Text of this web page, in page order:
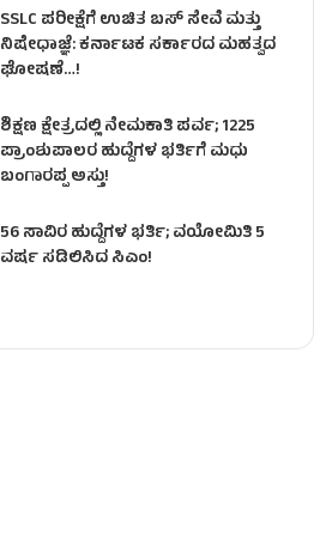
SSLC ಪರೀಕ್ಷೆಗೆ ಉಚಿತ ಬಸ್ ಸೇವೆ ಮತ್ತು
ನಿಷೇಧಾಜ್ಞೆ: ಕರ್ನಾಟಕ ಸರ್ಕಾರದ ಮಹತ್ವದ
ಘೋಷಣೆ…!
ಶಿಕ್ಷಣ ಕ್ಷೇತ್ರದಲ್ಲಿ ನೇಮಕಾತಿ ಪರ್ವ; 1225
ಪ್ರಾಂಶುಪಾಲರ ಹುದ್ದೆಗಳ ಭರ್ತಿಗೆ ಮಧು
ಬಂಗಾರಪ್ಪ ಅಸ್ತು!
56 ಸಾವಿರ ಹುದ್ದೆಗಳ ಭರ್ತಿ; ವಯೋಮಿತಿ 5
ವರ್ಷ ಸಡಿಲಿಸಿದ ಸಿಎಂ!